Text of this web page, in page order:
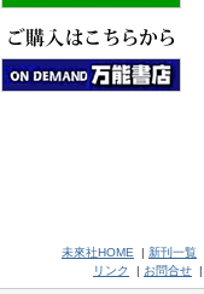
未來社HOME | 新刊一覧
リンク
| お問合せ |